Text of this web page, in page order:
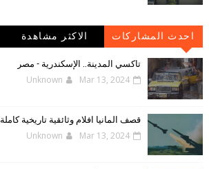
احدث المشاركات الاكثر مشاهدة
تاكسي المدينة.. الإسكندرية - مصر
Unknown Mar 13, 2024
قصف المانيا افلام وثائقية تاريخية كاملة
Unknown Mar 13, 2024